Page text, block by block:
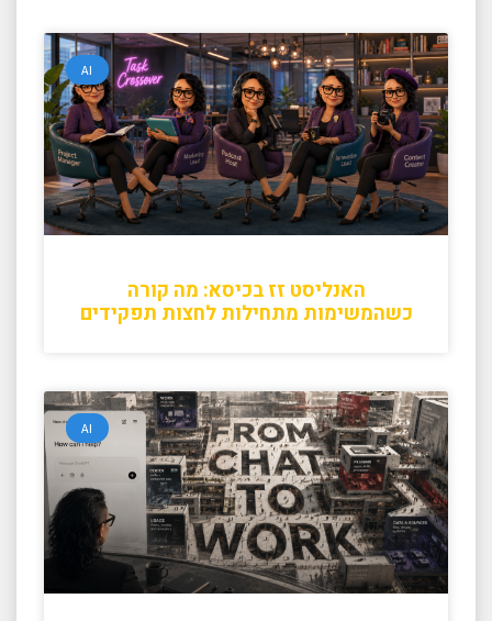
AI
האנליסט זז בכיסא: מה קורה
כשהמשימות מתחילות לחצות תפקידים
AI